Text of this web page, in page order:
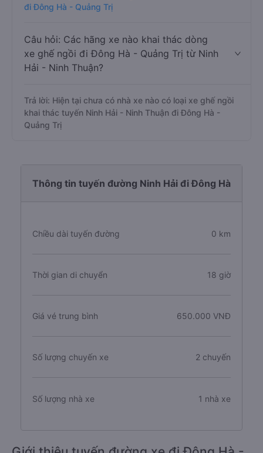
đi Đông Hà - Quảng Trị
Câu hỏi: Các hãng xe nào khai thác dòng
xe ghế ngồi đi Đông Hà - Quảng Trị từ Ninh
Hải - Ninh Thuận?
Trả lời: Hiện tại chưa có nhà xe nào có loại xe ghế ngồi
khai thác tuyến Ninh Hải - Ninh Thuận đi Đông Hà -
Quảng Trị
Thông tin tuyến đường Ninh Hải đi Đông Hà
Chiều dài tuyến đường 0 km
Thời gian di chuyển 18 giờ
Giá vé trung bình 650.000 VNĐ
Số lượng chuyến xe 2 chuyến
Số lượng nhà xe 1 nhà xe